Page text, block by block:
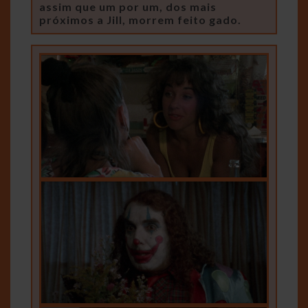
assim que um por um, dos mais
próximos a Jill, morrem feito gado.